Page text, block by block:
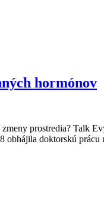
hormónov
prostredia?
doktorskú prácu